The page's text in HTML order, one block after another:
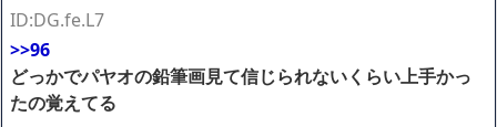
ID:DG.fe.L7
>>96
どっかでパヤオの鉛筆画見て信じられないくらい上手かっ
たの覚えてる